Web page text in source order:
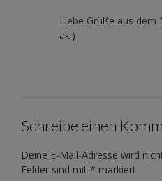
Liebe Grüße aus dem
ak:)
Schreibe einen
Deine E-Mail-Adresse wird
Felder sind mit * markiert